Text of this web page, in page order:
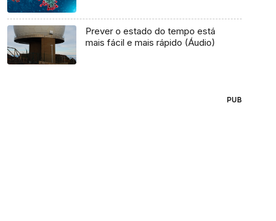
Prever o estado do tempo está
mais fácil e mais rápido (Áudio)
PUB